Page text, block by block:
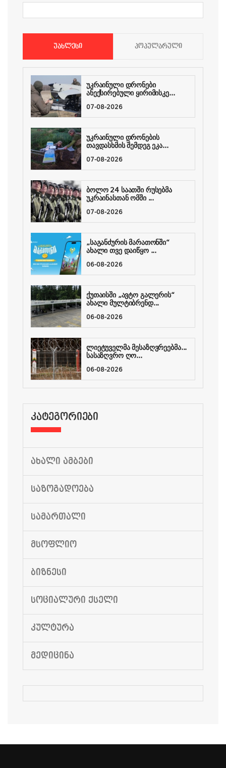
ᲣᲐᲮᲚᲔᲡᲘ ᲞᲝᲞᲣᲚᲐᲠᲣᲚᲘ
უკრაინული დრონები
ანექსირებული ყირიმისკე...
07-08-2026
უკრაინული დრონების
თავდასხმის შემდეგ ეკა...
07-08-2026
ბოლო 24 საათში რუსებმა
უკრაინასთან ომში ...
07-08-2026
„საგანძურის მარათონში“
ახალი თვე დაიწყო ...
06-08-2026
ქუთაისში „ავტო გალერის“
ახალი მულტიბრენდ...
06-08-2026
ლიეტუველმა მესაზღვრეებმა...
სასაზღვრო ღო...
06-08-2026
ᲙᲐᲢᲔᲒᲝᲠᲘᲔᲑᲘ
ᲐᲮᲐᲚᲘ ᲐᲛᲑᲔᲑᲘ
ᲡᲐᲖᲝᲒᲐᲓᲝᲔᲑᲐ
ᲡᲐᲛᲐᲠᲗᲐᲚᲘ
ᲛᲡᲝᲤᲚᲘᲝ
ᲑᲘᲖᲜᲔᲡᲘ
ᲡᲝᲪᲘᲐᲚᲣᲠᲘ ᲥᲡᲔᲚᲘ
ᲙᲣᲚᲢᲣᲠᲐ
ᲛᲔᲓᲘᲪᲘᲜᲐ